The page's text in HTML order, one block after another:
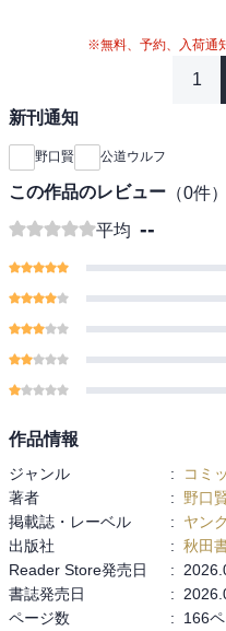
※無料、予約、入荷通
1
新刊通知
野口賢 公道ウルフ
この作品のレビュー （0件）
平均 --
作品情報
ジャンル : コミ
著者
:
野口
掲載誌・レーベル
:
ヤン
出版社
: 秋田
Reader Store発売日
:
書誌発売日
:
ページ数
:
166